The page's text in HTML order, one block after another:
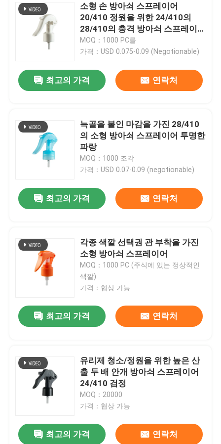
소형 손 방아쇠 스프레이어
20/410 정원을 위한 24/410의
28/410의 충격 방아쇠 스프레이
어
MOQ：1000 PC를
가격：USD 0.075-0.09 (Negotionable)
최고의 가격 연락처
늑골을 붙인 마감을 가진 28/410
의 소형 방아쇠 스프레이어 투명한
파랑
MOQ：1000 조각
가격：USD 0.07-0.09 (negotionable)
최고의 가격 연락처
각종 색깔 선택권 관 부착을 가진
소형 방아쇠 스프레이어
MOQ：1000 PC (주식에 있는 정상적인
색깔)
가격：협상 가능
최고의 가격 연락처
유리제 청소/정원을 위한 높은 산
출 두 배 안개 방아쇠 스프레이어
24/410 검정
MOQ：20000
가격：협상 가능
최고의 가격 연락처